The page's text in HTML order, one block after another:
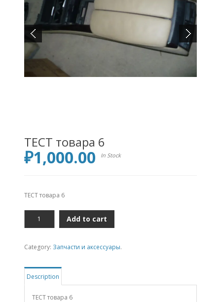
ТЕСТ товара 6
₽1,000.00 In Stock
ТЕСТ товара 6
quantity
Add to cart
Category: Запчасти и аксессуары.
Description
ТЕСТ товара 6